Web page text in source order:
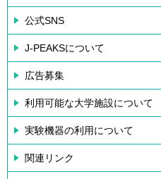
公式SNS
J-PEAKSについて
広告募集
利用可能な大学施設について
実験機器の利用について
関連リンク